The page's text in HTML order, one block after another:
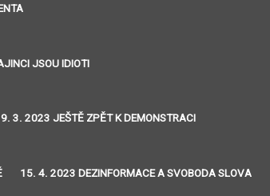
JSOU IDIOTI
3. 2023 JEŠTĚ ZPĚT K DEMONSTRACI
15. 4. 2023 DEZINFORMACE A SVOBODA SLOVA